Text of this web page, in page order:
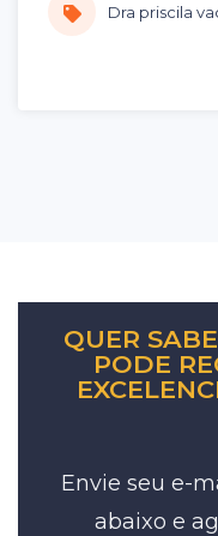
Dra priscila
QUER
PODE
Envie seu e-
abaixo e